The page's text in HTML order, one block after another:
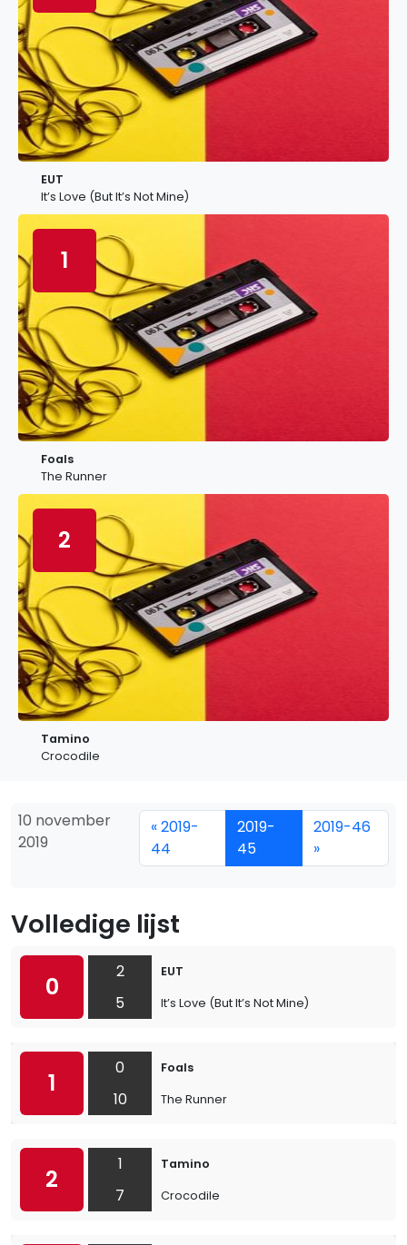
EUT
It’s Love (But It’s Not Mine)
1
Foals
The Runner
2
Tamino
Crocodile
10 november
2019
« 2019-
44
2019-
45
2019-46
»
Volledige lijst
0
2
5
EUT
It’s Love (But It’s Not Mine)
1
0
10
Foals
The Runner
2
1
7
Tamino
Crocodile